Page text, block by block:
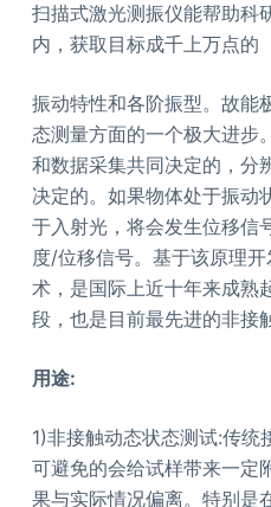
扫描式激光测振仪能帮助科
内，获取目标成千上万点的
振动特性和各阶振型。故能
态测量方面的一个极大进步
和数据采集共同决定的，分
决定的。如果物体处于振动
于入射光，将会发生位移信
度/位移信号。基于该原理
术，是国际上近十年来成熟
段，也是目前最先进的非接
用途:
1)非接触动态状态测试:传统
可避免的会给试样带来一定
果与实际情况偏离。特别是